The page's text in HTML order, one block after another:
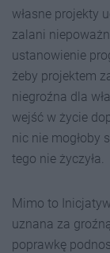
własne projekty
zalani
ustanowienie
żeby projektem
niegroźna dla
wejść w życie
nic nie mogłoby
tego nie życzyła.
Mimo to
uznana za
poprawkę